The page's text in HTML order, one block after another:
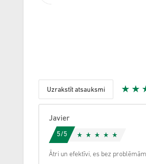
Uzrakstīt atsauksmi
Javier
5/5
Ātri un efektīvi, es bez